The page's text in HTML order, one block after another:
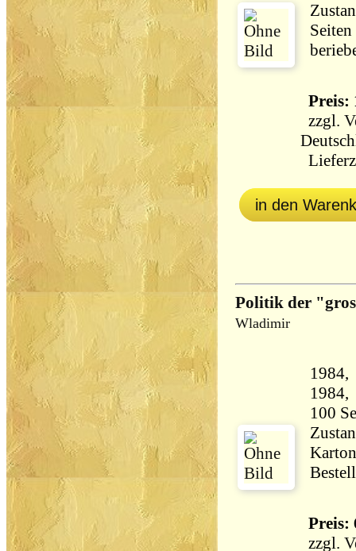
Preis:
zzgl.
in den
Politik der
Wladimir
1984,
Preis:
zzgl.